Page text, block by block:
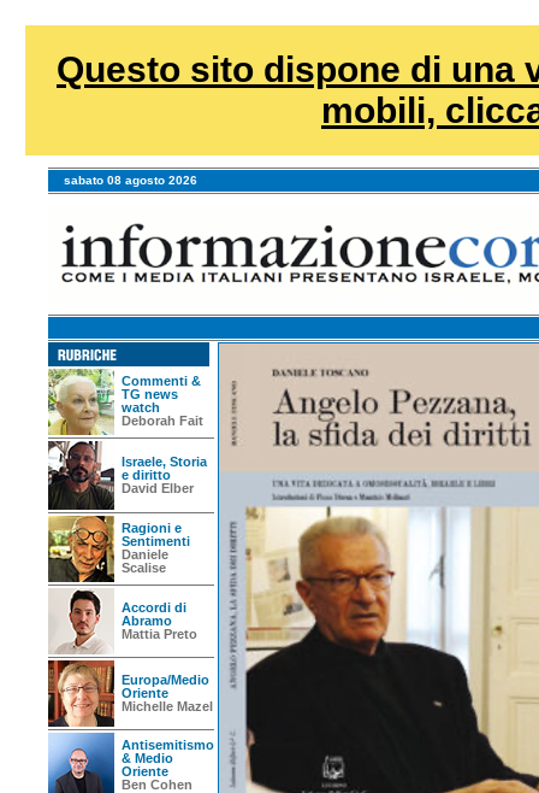
Questo sito dispone di una
mobili,
sabato 08 agosto 2026
Commenti &
TG news
watch
Deborah Fait
Israele, Storia
e diritto
David Elber
Ragioni e
Sentimenti
Daniele
Scalise
Accordi di
Abramo
Mattia Preto
Europa/Medio
Oriente
Michelle Mazel
Antisemitismo
& Medio
Oriente
Ben Cohen